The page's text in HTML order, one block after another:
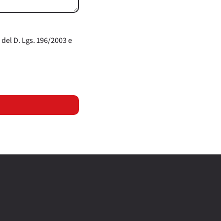
D. Lgs. 196/2003 e